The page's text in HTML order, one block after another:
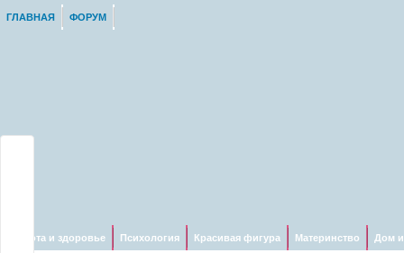
ГЛАВНАЯ ФОРУМ
Красота и здоровье Психология Красивая фигура Материнство Дом